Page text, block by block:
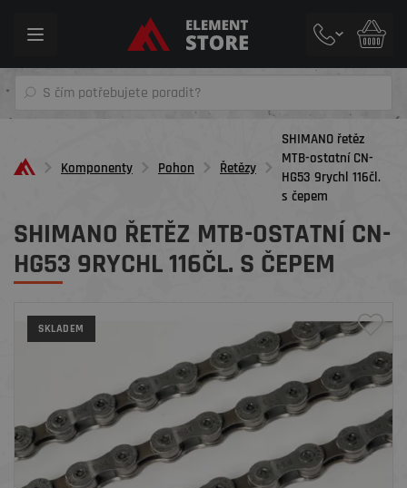
Toggle
Komponenty Pohon Řetězy
SHIMANO řetěz
MTB-ostatní CN-
HG53 9rychl 116čl.
s čepem
SHIMANO ŘETĚZ MTB-OSTATNÍ CN-
HG53 9RYCHL 116ČL. S ČEPEM
SKLADEM